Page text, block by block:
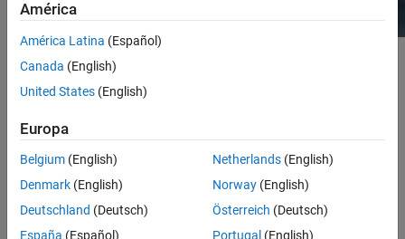
Protocol or Standard
Contenido principal
Search
América
América Latina (Español)
Canada (English)
United States (English)
Europa
Belgium (English)
Denmark (English)
Deutschland (Deutsch)
España (Español)
Netherlands(English)
Norway(English)
Österreich (Deutsch)
Portugal (English)